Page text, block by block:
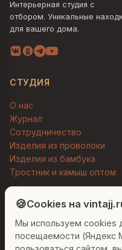
Интерьерная студия с
отбором. Уникальные
для вашего дома.
СТУДИЯ
О нас
Журнал
Сотрудничество
Изделия из проволоки
Изделия из бамбука
Тростник и камыш оптом
© 2026 Vintajj. Все права
Договор оферты
Политика
Согласие на обработку ПДн
🍪Cookies на
Мы используем cookies
посещаемости (Яндекс
Людмила
Привет! Я Людмила, ваш
консультант по декору.